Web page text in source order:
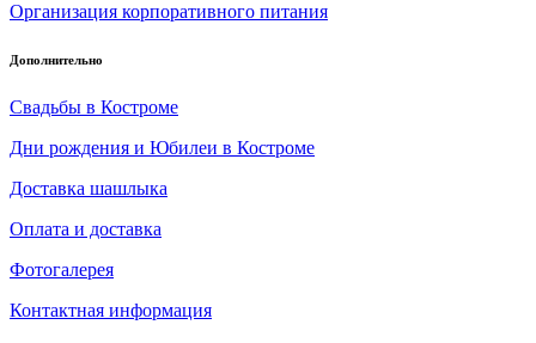
Организация корпоративного питания
Дополнительно
Свадьбы в Костроме
Дни рождения и Юбилеи в Костроме
Доставка шашлыка
Оплата и доставка
Фотогалерея
Контактная информация